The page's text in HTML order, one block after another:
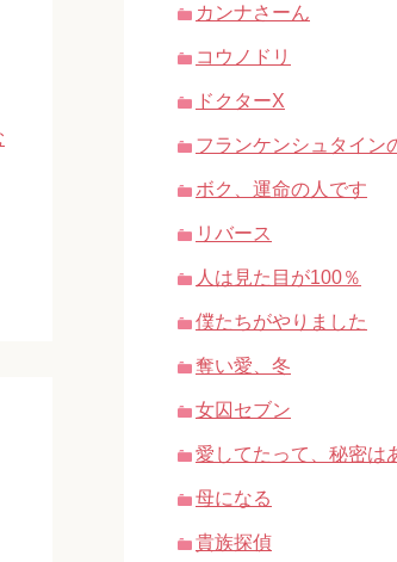
カンナさーん
コウノドリ
ドクターX
フランケンシュタイン
ボク、運命の人です
リバース
人は見た目が100％
僕たちがやりました
奪い愛、冬
女囚セブン
愛してたって、秘密は
母になる
貴族探偵